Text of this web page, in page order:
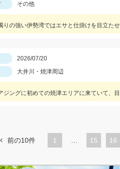
その他
2026/07/20
大井川・焼津周辺
ジングに初めての焼津エリアに来ていて、
前の10件 1
ペ
15
ペ
16